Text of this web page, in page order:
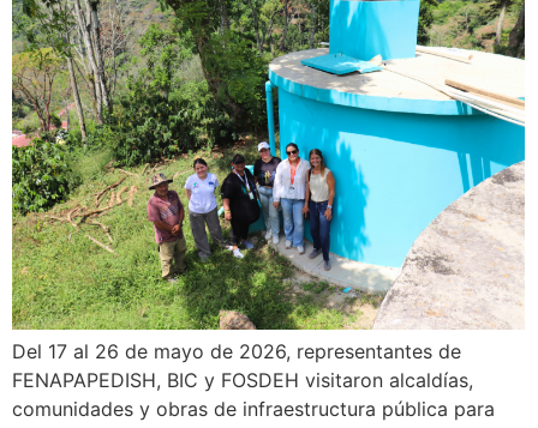
Del 17 al 26 de mayo de 2026, representantes de
FENAPAPEDISH, BIC y FOSDEH visitaron alcaldías,
comunidades y obras de infraestructura pública para